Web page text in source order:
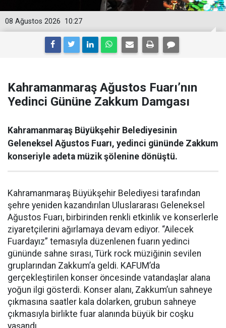
10:27
08 Ağustos 2026
Kahramanmaraş Ağustos Fuarı’nın
Yedinci Gününe Zakkum Damgası
Kahramanmaraş Büyükşehir Belediyesinin
Geleneksel Ağustos Fuarı, yedinci gününde Zakkum
konseriyle adeta müzik şölenine dönüştü.
Kahramanmaraş Büyükşehir Belediyesi tarafından
şehre yeniden kazandırılan Uluslararası Geleneksel
Ağustos Fuarı, birbirinden renkli etkinlik ve konserlerle
ziyaretçilerini ağırlamaya devam ediyor. “Ailecek
Fuardayız” temasıyla düzenlenen fuarın yedinci
gününde sahne sırası, Türk rock müziğinin sevilen
gruplarından Zakkum’a geldi. KAFUM’da
gerçekleştirilen konser öncesinde vatandaşlar alana
yoğun ilgi gösterdi. Konser alanı, Zakkum’un sahneye
çıkmasına saatler kala dolarken, grubun sahneye
çıkmasıyla birlikte fuar alanında büyük bir coşku
yaşandı.